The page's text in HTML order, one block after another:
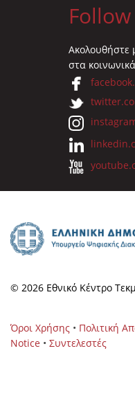
Follow
Ακολουθήστε
στα
© 2026 Eθνικό Κέντρο
Όροι Χρήσης • Πολιτική
Notice • Συντελεστές